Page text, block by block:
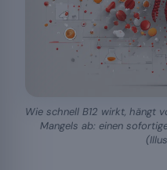
Wie schnell B12 wirkt, hängt
Mangels ab: einen